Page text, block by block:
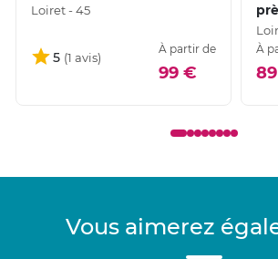
Loiret - 45
5
À partir de
99 €
À
Vous aimerez